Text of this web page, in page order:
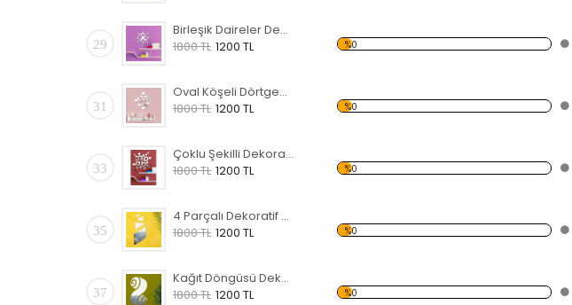
29
Birleşik Daireler Dekoratif Kırılmaz Ayna
1800 TL 1200 TL %0
31
Oval Köşeli Dörtgenler Dekoratif Kırılmaz Ayna
1800 TL 1200 TL %0
33
Çoklu Şekilli Dekoratif Kırılmaz Ayna
1800 TL 1200 TL %0
35
4 Parçalı Dekoratif Kırılmaz Ayna
1800 TL 1200 TL %0
37
Kağıt Döngüsü Dekoratif Kırılmaz Ayna
1800 TL 1200 TL %0